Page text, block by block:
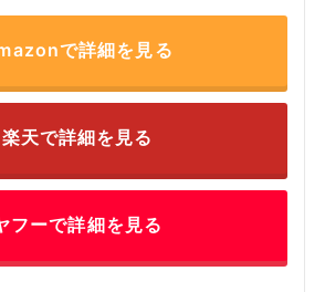
で詳細を見る
楽天で詳細を見る
フーで詳細を見る